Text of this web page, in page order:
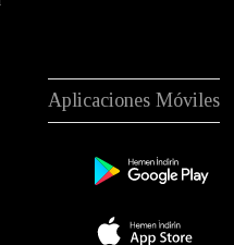
Aplicaciones Móviles